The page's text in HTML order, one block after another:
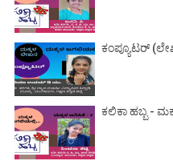
ಕಂಪ್ಯೂಟರ್
ಕಲಿಕಾ ಹಬ್ಬ -